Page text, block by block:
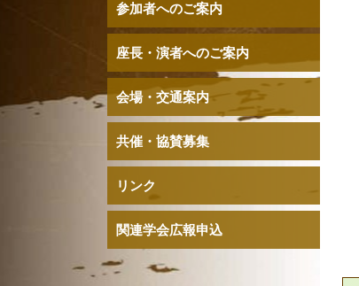
参加者へのご案内
座長・演者へのご案内
会場・交通案内
共催・協賛募集
リンク
関連学会広報申込